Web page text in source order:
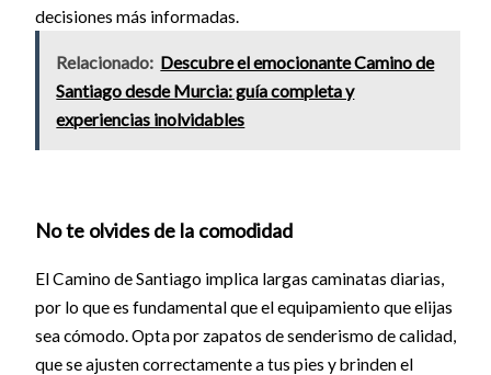
decisiones más informadas.
Relacionado: Descubre el emocionante Camino de
Santiago desde Murcia: guía completa y
experiencias inolvidables
No te olvides de la comodidad
El Camino de Santiago implica largas caminatas diarias,
por lo que es fundamental que el equipamiento que elijas
sea cómodo. Opta por zapatos de senderismo de calidad,
que se ajusten correctamente a tus pies y brinden el